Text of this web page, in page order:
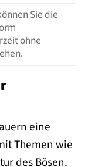
Sie die
ohne
eine
Themen wie
des Bösen.